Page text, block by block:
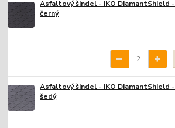
Asfaltový šindel - IKO DiamantShield -
černý
Asfaltový šindel - IKO DiamantShield -
šedý